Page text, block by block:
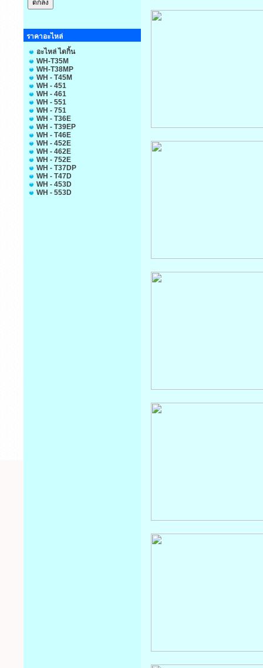
ราคาอะไหล่
อะไหล่ ไดกิ้น
WH-T35M
WH-T38MP
WH - T45M
WH - 451
WH - 461
WH - 551
WH - 751
WH - T36E
WH - T39EP
WH - T46E
WH - 452E
WH - 462E
WH - 752E
WH - T37DP
WH - T47D
WH - 453D
WH - 553D